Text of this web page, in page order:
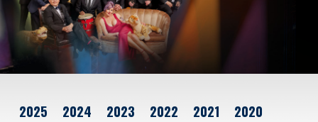
2025 2024 2023 2022 2021
2020